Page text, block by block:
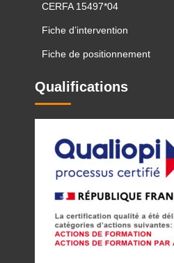
CERFA 15497*04
Fiche d’intervention
Fiche de positionnement
Qualifications